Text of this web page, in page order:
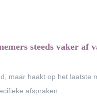
steeds vaker af
maar haakt op het
afspraken ...